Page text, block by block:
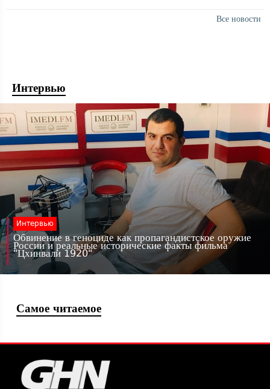
Все новости
Интервью
Интервью
Обвинение в геноциде как пропагандистское оружие
России и реальные исторические факты фильма
"Цхинвали 1920"
Самое читаемое